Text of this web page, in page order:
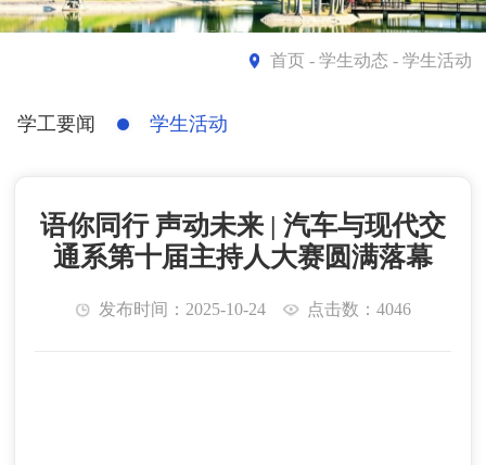
首页- 学生动态 - 学生活动
学工要闻 学生活动
语你同行 声动未来 | 汽车与现代交
通系第十届主持人大赛圆满落幕
发布时间：2025-10-24 点击数：4046